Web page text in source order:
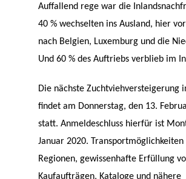
Auffallend rege war die
40 % wechselten ins Ausland, hier
nach Belgien, Luxemburg und die
Und 60 % des Auftriebs verblieb
Die nächste Zuchtviehversteigerung
findet am Donnerstag, den 13.
statt. Anmeldeschluss hierfür ist
Januar 2020.
Regionen, gewissenhafte Erfüllung
Kaufaufträgen, Kataloge und nähere